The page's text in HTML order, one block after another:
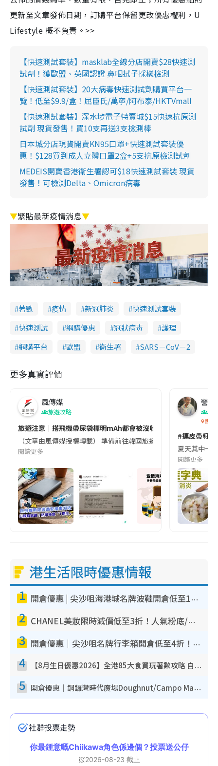
更新至文章發佈日期，訂購平台保留更改優惠權利，U
Lifestyle 概不負責。>>
【快速測試套裝】masklab全線分店開賣$28快速測
試劑！獲歐盟、英國認證 鼻咽拭子採樣檢測
【快速測試套裝】20大病毒快速測試劑購買平台一
覽！低至$9.9/盒！屈臣氏/萬寧/阿布泰/HKTVmall
【快速測試套裝】深水埗電子特賣城$15快速抗原測
試劑 現貨發售！買10支再送3支檢測棒
日本城分店現貨開賣KN95口罩+快速測試套裝優
惠！$128買到成人立體口罩2盒+5支抗原檢測試劑
MEDEIS開賣香港衛生署認可$18快速測試套裝 現貨
發售！可檢測Delta、Omicron病毒
▼緊貼最新疫情消息▼
著數 疫情 新冠肺炎
快速測試套裝
快速測試
網購優惠 冠狀病毒
護理
網購平台
歐盟 衞生署 SARS－CoV－2
更多真實評價
風傳媒
旅遊攻略
旅遊注意｜搭飛機帶尿袋標明mAh都會被沒收😱出發前切記檢查
（文章由風傳媒授權轉載） 準備前往韓國旅遊的民眾，近期要
閱讀更多
營養
香港
#連皮帶籽
夏天其中一
閱讀更多
港生活限時優惠情報
1 開倉優惠 | 尖沙咀海港城名牌波鞋開倉低至1折！On鞋$899起／Joy&Peace鞋履$98起
2 CHANEL美妝限時減價低至3折！人氣粉底/唇膏/精華液低至$275！COCO香水都有平
3 開倉優惠｜尖沙咀名牌行李箱開倉低至4折！一連5日 American Tourister/ace./Hallmark $200起！
4 【8月生日優惠2026】全港85大食買玩著數攻略 自助餐/火鍋放題同行免費＋誠品/DONKI送現金券
5 開倉優惠｜銅鑼灣時代廣場Doughnut/Campo Marzio開倉低至1折！背囊、書包、手袋劈價$200起